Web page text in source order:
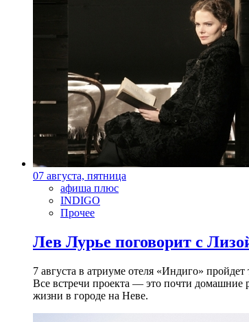
07 августа, пятница
афиша плюс
INDIGO
Прочее
Лев Лурье поговорит с
7 августа в атриуме отеля «Индиго»
Все встречи проекта — это почти домашние
жизни в городе на Неве.